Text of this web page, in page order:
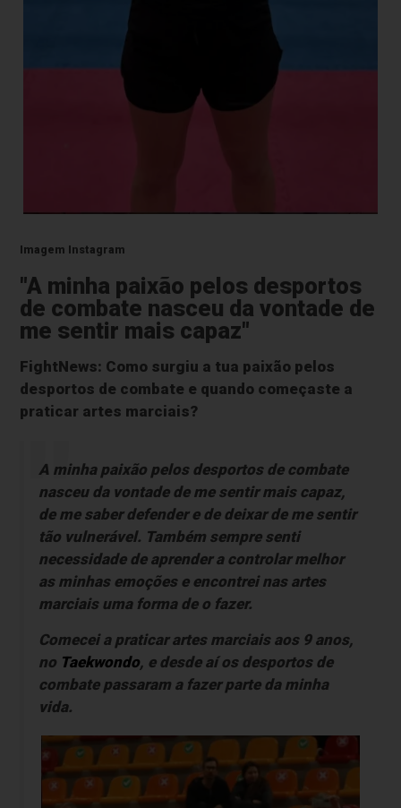
Imagem Instagram
"A minha paixão pelos desportos
de combate nasceu da vontade de
me sentir mais capaz"
FightNews: Como surgiu a tua paixão pelos
desportos de combate e quando começaste a
praticar artes marciais?
A minha paixão pelos desportos de combate
nasceu da vontade de me sentir mais capaz,
de me saber defender e de deixar de me sentir
tão vulnerável. Também sempre senti
necessidade de aprender a controlar melhor
as minhas emoções e encontrei nas artes
marciais uma forma de o fazer.
Comecei a praticar artes marciais aos 9 anos,
no Taekwondo, e desde aí os desportos de
combate passaram a fazer parte da minha
vida.